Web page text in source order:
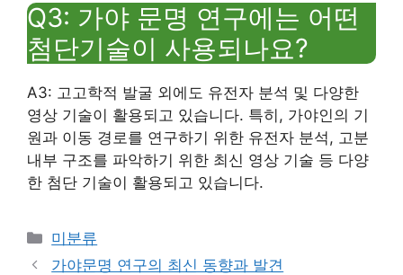
Q3: 가야 문명 연구에는 어떤
첨단기술이 사용되나요?
A3: 고고학적 발굴 외에도 유전자 분석 및 다양한
영상 기술이 활용되고 있습니다. 특히, 가야인의 기
원과 이동 경로를 연구하기 위한 유전자 분석, 고분
내부 구조를 파악하기 위한 최신 영상 기술 등 다양
한 첨단 기술이 활용되고 있습니다.
Categories
미분류
가야문명 연구의 최신 동향과 발견